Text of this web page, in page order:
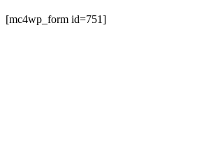
[mc4wp_form id=751]